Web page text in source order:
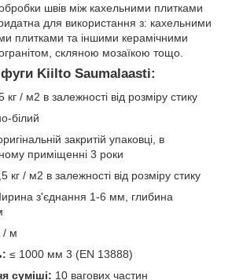
швів між кахельними плитками
для використання з: кахельними
плитками та іншими керамічними
скляною мозаїкою тощо.
фуги Kiilto Saumalaasti:
кг / м2 в залежності від розміру стику
білий
закритій упаковці, в
приміщенні 3 роки
кг / м2 в залежності від розміру стику
з'єднання 1-6 мм, глибина
/ м
≤ 1000 мм 3 (EN 13888)
суміші: 10 вагових частин